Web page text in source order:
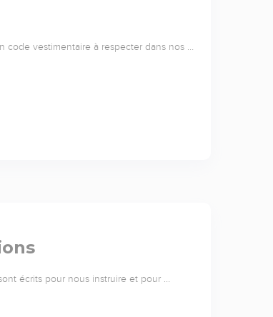
vestimentaire à respecter dans nos …
écrits pour nous instruire et pour …